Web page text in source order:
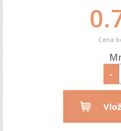
Cena
-